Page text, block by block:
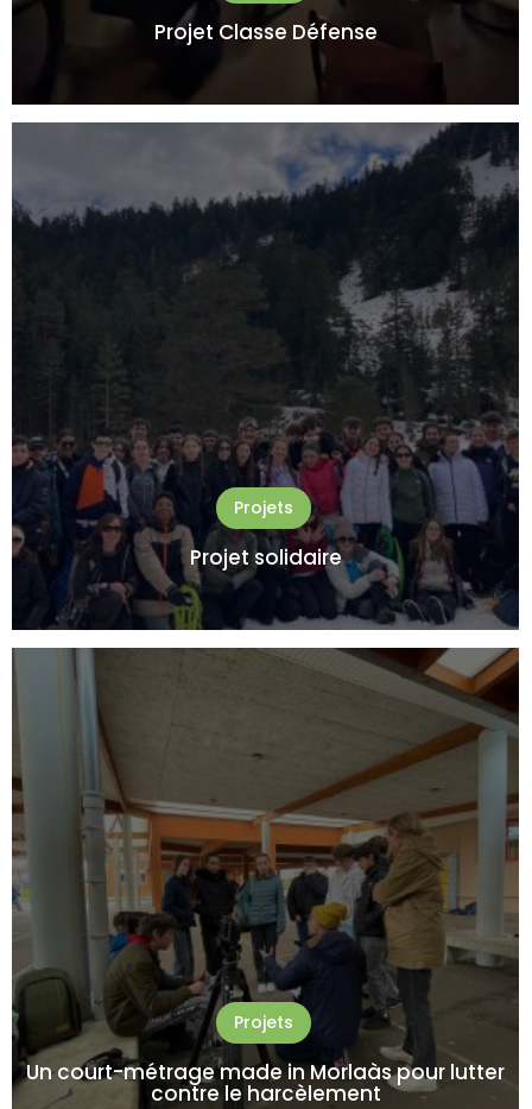
Projet Classe Défense
Projets
Projet solidaire
Projets
Un court-métrage made in Morlaàs pour lutter
contre le harcèlement